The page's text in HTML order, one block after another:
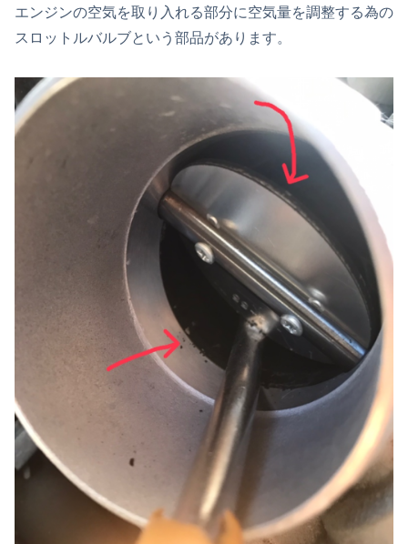
エンジンの空気を取り入れる部分に空気量を調整する為の
スロットルバルブという部品があります。